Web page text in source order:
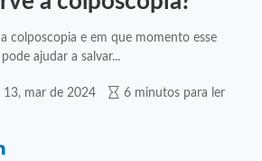
colposcopia e em que momento esse
ajudar a salvar...
13, mar de 2024 6 minutos para ler